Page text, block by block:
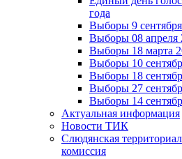
года
Выборы 9
Выборы 08 апреля
Выборы 18 марта
Выборы 10
Выборы 18
Выборы 27
Выборы 14
Актуальная информация
Новости ТИК
Слюдянская
комиссия